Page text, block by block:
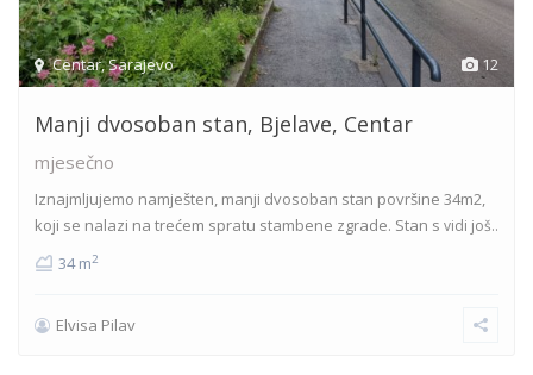
12
Centar,Sarajevo
Manji dvosoban stan, Bjelave, Centar
mjesečno
Iznajmljujemo namješten, manji dvosoban stan površine 34m2,
koji se nalazi na trećem spratu stambene zgrade. Stan s vidi još..
34 m2
Elvisa Pilav